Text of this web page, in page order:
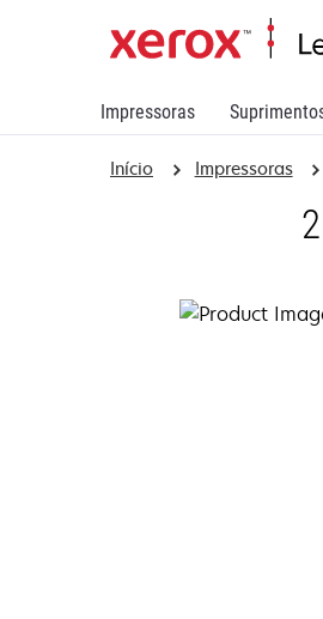
Impressoras
Início Impressoras